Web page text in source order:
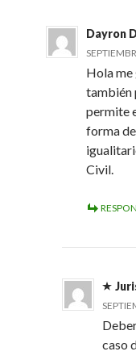
Dayron
Hola
también
permite
forma
Civil.
caso